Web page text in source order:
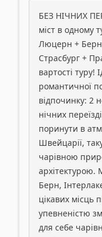
БЕЗ НІЧНИХ
міст в одному
Люцерн + Берн
Страсбург +
вартості туру!
романтичної
відпочинку: 2
нічних
поринути в
Швейцарії,
чарівною
Берн,
цікавих місць
упевненістю
для себе